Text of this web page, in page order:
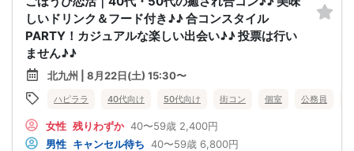
しいドリンク＆フード付き♪♪ 合コンスタイル
PARTY！カジュアルな楽しい出会い♪♪ 投票は行い
ません♪♪
北九州 | 8月22日(土) 15:30〜
ハピララ 40代向け 50代向け 街コン 個室 公務員
女性 残りわずか 40〜59歳 2,400円
男性 キャンセル待ち 40〜59歳 6,800円